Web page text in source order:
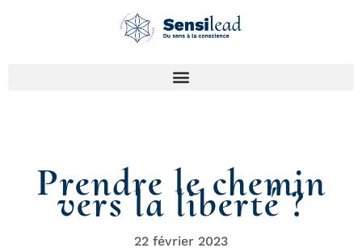
Prendre le chemin
vers la liberté ?
22 février 2023